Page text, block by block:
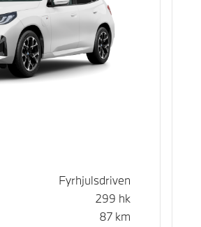
Fyrhjulsdriven
299 hk
87 km